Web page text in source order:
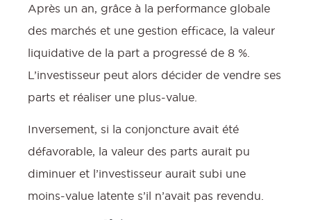
Après un an, grâce à la performance globale
des marchés et une gestion efficace, la valeur
liquidative de la part a progressé de 8 %.
L’investisseur peut alors décider de vendre ses
parts et réaliser une plus-value.
Inversement, si la conjoncture avait été
défavorable, la valeur des parts aurait pu
diminuer et l’investisseur aurait subi une
moins-value latente s’il n’avait pas revendu.